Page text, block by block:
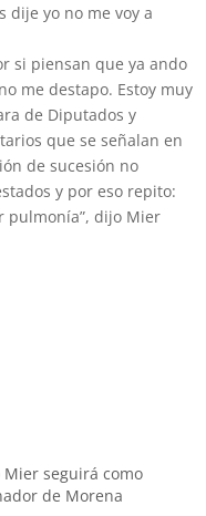
dije yo no me voy a
si piensan que ya ando
me destapo. Estoy muy
de Diputados y
que se señalan en
de sucesión no
y por eso repito:
pulmonía”, dijo Mier
Mier seguirá como
de Morena